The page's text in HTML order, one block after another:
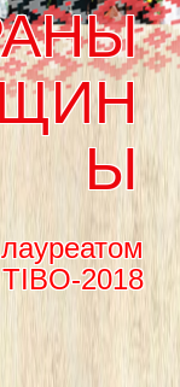
Ы
2018